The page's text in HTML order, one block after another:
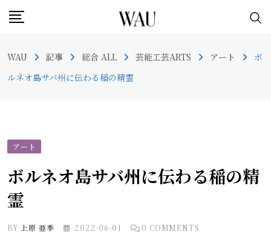
Skip
content
WAU 記事 総合 ALL 芸能工芸ARTS アート
ボ
ルネオ島サバ州に伝わる稲の精霊
アート
ボルネオ島サバ州に伝わる稲の精
霊
BY 上原 亜季 2022-06-01 0 COMMENTS